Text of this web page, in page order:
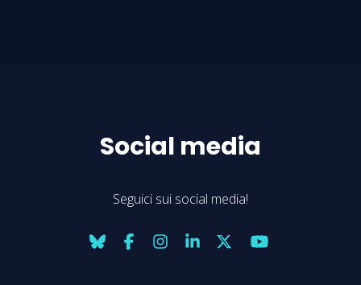
Social media
Seguici sui social media!